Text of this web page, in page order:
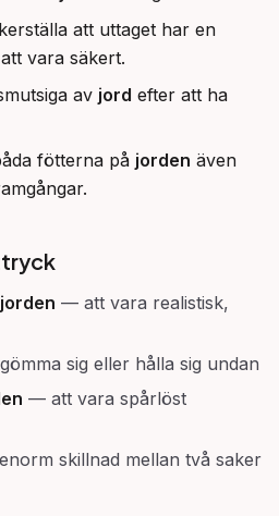
att uttaget har en
vara säkert.
av jord efter att ha
fötterna på jorden även
— att vara realistisk,
sig eller hålla sig undan
— att vara spårlöst
skillnad mellan två saker